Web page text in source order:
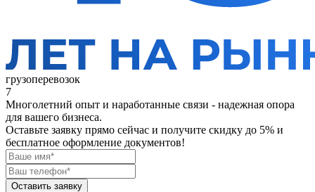
грузоперевозок
7
Многолетний опыт и наработанные связи - надежная опора
для вашего бизнеса.
Оставьте заявку прямо сейчас и получите скидку до 5% и
бесплатное оформление документов!
Оставить заявку